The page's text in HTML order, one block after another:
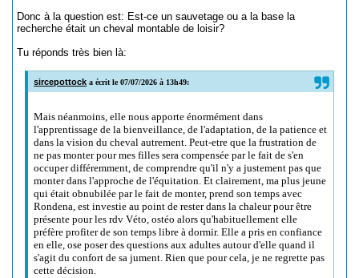
Donc à la question est: Est-ce un sauvetage ou a la base la
recherche était un cheval montable de loisir?
Tu réponds très bien là:
sircepottock a écrit le 07/07/2026 à 13h49:
Mais néanmoins, elle nous apporte énormément dans
l'apprentissage de la bienveillance, de l'adaptation, de la patience et
dans la vision du cheval autrement. Peut-etre que la frustration de
ne pas monter pour mes filles sera compensée par le fait de s'en
occuper différemment, de comprendre qu'il n'y a justement pas que
monter dans l'approche de l'équitation. Et clairement, ma plus jeune
qui était obnubilée par le fait de monter, prend son temps avec
Rondena, est investie au point de rester dans la chaleur pour être
présente pour les rdv Véto, ostéo alors qu'habituellement elle
préfère profiter de son temps libre à dormir. Elle a pris en confiance
en elle, ose poser des questions aux adultes autour d'elle quand il
s'agit du confort de sa jument. Rien que pour cela, je ne regrette pas
cette décision.